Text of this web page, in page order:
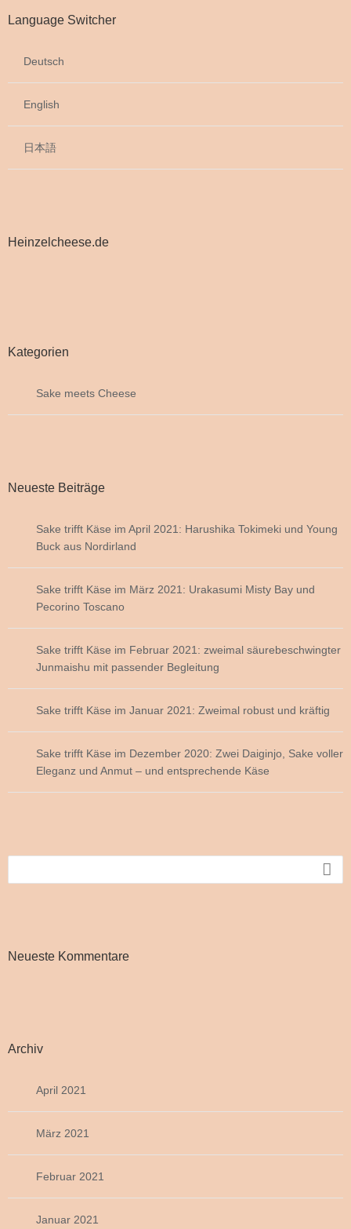
Language Switcher
Deutsch
English
日本語
Heinzelcheese.de
Kategorien
Sake meets Cheese
Neueste Beiträge
Sake trifft Käse im April 2021: Harushika Tokimeki und Young
Buck aus Nordirland
Sake trifft Käse im März 2021: Urakasumi Misty Bay und
Pecorino Toscano
Sake trifft Käse im Februar 2021: zweimal säurebeschwingter
Junmaishu mit passender Begleitung
Sake trifft Käse im Januar 2021: Zweimal robust und kräftig
Sake trifft Käse im Dezember 2020: Zwei Daiginjo, Sake voller
Eleganz und Anmut – und entsprechende Käse

Neueste Kommentare
Archiv
April 2021
März 2021
Februar 2021
Januar 2021